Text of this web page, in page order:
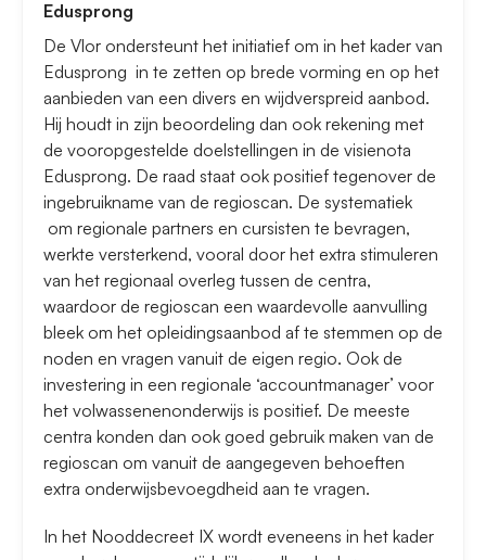
Edusprong
De Vlor ondersteunt het initiatief om in het kader van
Edusprong in te zetten op brede vorming en op het
aanbieden van een divers en wijdverspreid aanbod.
Hij houdt in zijn beoordeling dan ook rekening met
de vooropgestelde doelstellingen in de visienota
Edusprong. De raad staat ook positief tegenover de
ingebruikname van de regioscan. De systematiek
om regionale partners en cursisten te bevragen,
werkte versterkend, vooral door het extra stimuleren
van het regionaal overleg tussen de centra,
waardoor de regioscan een waardevolle aanvulling
bleek om het opleidingsaanbod af te stemmen op de
noden en vragen vanuit de eigen regio. Ook de
investering in een regionale ‘accountmanager’ voor
het volwassenenonderwijs is positief. De meeste
centra konden dan ook goed gebruik maken van de
regioscan om vanuit de aangegeven behoeften
extra onderwijsbevoegdheid aan te vragen.
In het Nooddecreet IX wordt eveneens in het kader